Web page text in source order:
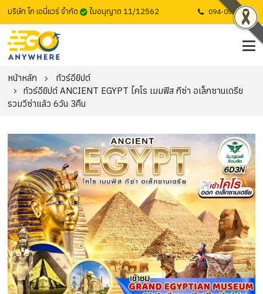
บริษัท โก เอนี่แวร์ จำกัด ใบอนุญาต 11/12562 094-053-1725
หน้าหลัก
ทัวร์อียิปต์
ทัวร์อียิปต์ ANCIENT EGYPT ไคโร เมมฟิส กีซ่า อเล็กซานเดรีย
รวมวีซ่าแล้ว 6วัน 3คืน